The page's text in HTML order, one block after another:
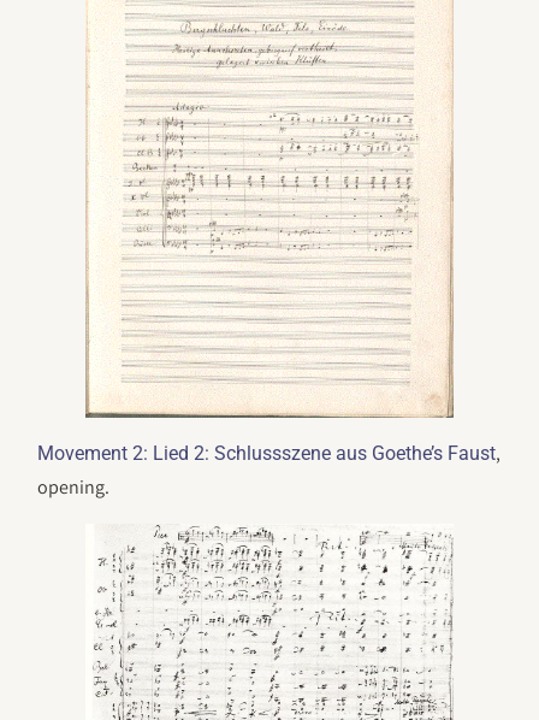
Movement 2: Lied 2: Schlussszene aus Goethe’s Faust,
opening.